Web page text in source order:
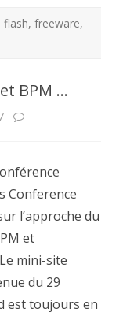
flash, freeware,
BPM …
Conference
l’approche du
et
mini-site
du 29
est toujours en